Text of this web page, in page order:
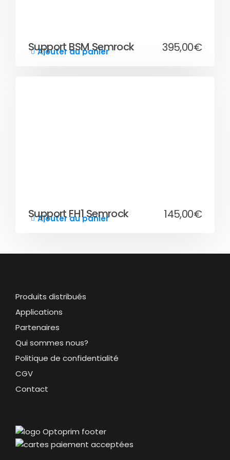
Support BSM Semrock 395,00€
Ajouter au panier
Support FH1 Semrock 145,00€
Ajouter au panier
Produits distribués
Applications
Partenaires
Qui sommes nous?
Politique de confidentialité
CGV
Contact